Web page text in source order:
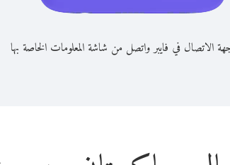
الاتصال في فايبر واتصل من شاشة المعلومات الخاصة بها